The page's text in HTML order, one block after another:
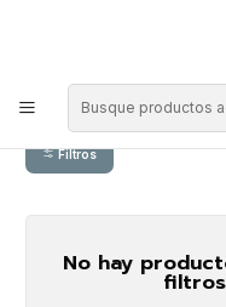
CCA
Filtros
No hay